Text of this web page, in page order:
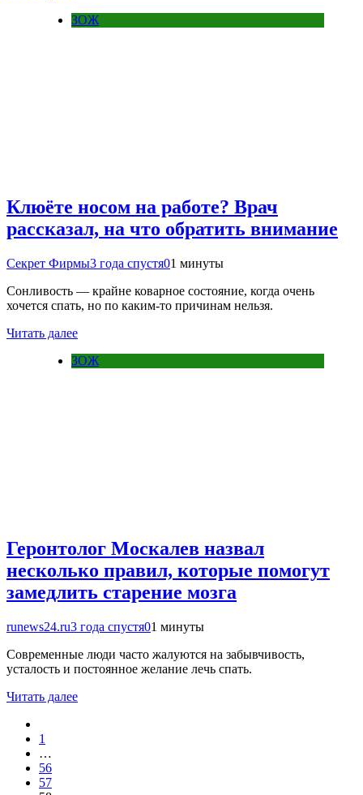
ЗОЖ
Клюёте носом на работе? Врач
рассказал, на что обратить внимание
Секрет Фирмы3 года спустя01 минуты
Сонливость — крайне коварное состояние, когда очень
хочется спать, но по каким-то причинам нельзя.
Читать далее
ЗОЖ
Геронтолог Москалев назвал
несколько правил, которые помогут
замедлить старение мозга
runews24.ru3 года спустя01 минуты
Современные люди часто жалуются на забывчивость,
усталость и постоянное желание лечь спать.
Читать далее
1
…
56
57